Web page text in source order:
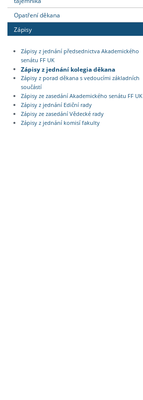
Opatření děkana
Zápisy
Zápisy z jednání předsednictva Akademického
senátu FF UK
Zápisy z jednání kolegia děkana
Zápisy z porad děkana s vedoucími základních
součástí
Zápisy ze zasedání Akademického senátu FF UK
Zápisy z jednání Ediční rady
Zápisy ze zasedání Vědecké rady
Zápisy z jednání komisí fakulty